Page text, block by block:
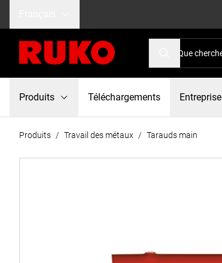
Produits Téléchargements Entreprise
Produits / Travail des métaux / Tarauds main